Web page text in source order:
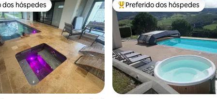
dos hóspedes
dos hóspedes Entre os melhores preferidos
Preferido dos hóspedes